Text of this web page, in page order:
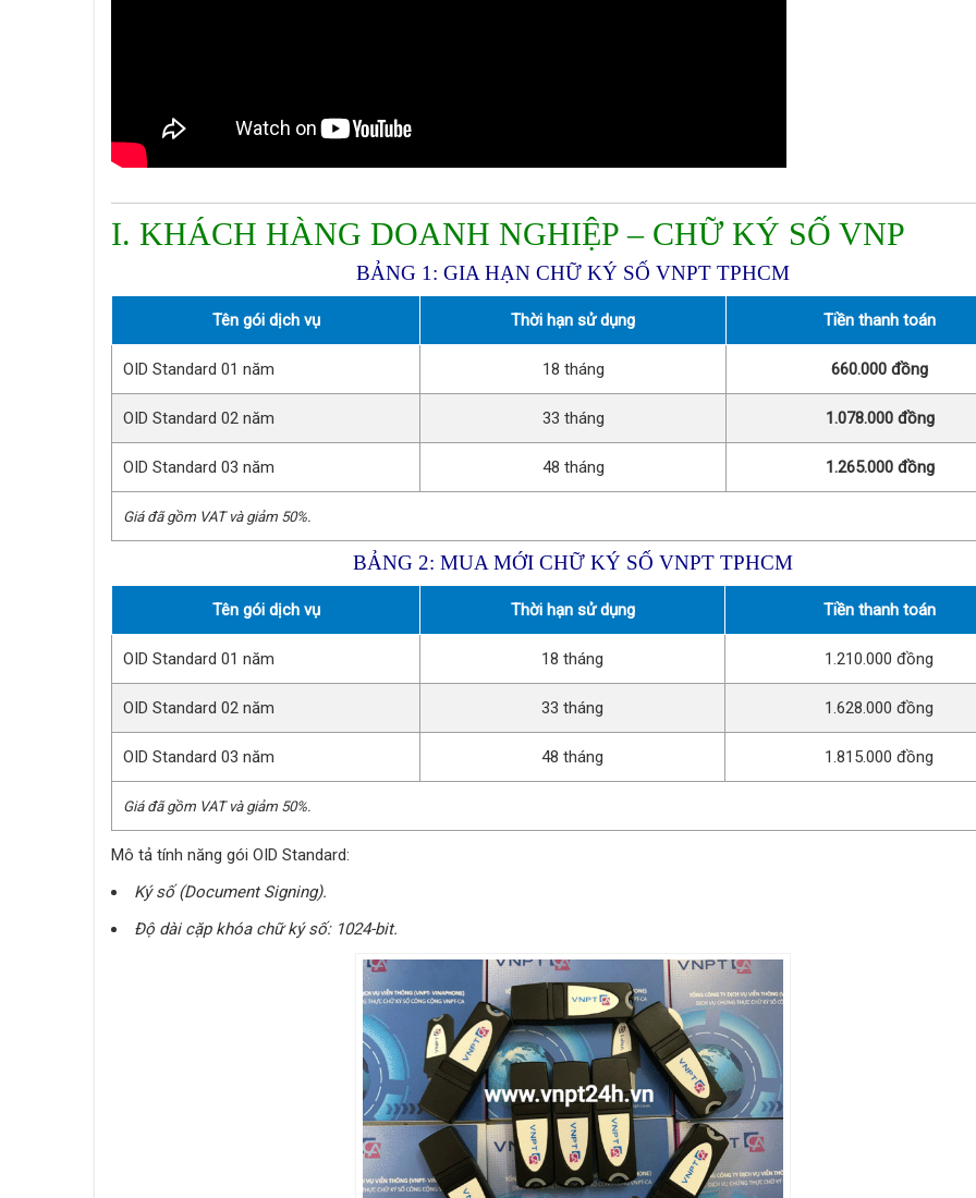
I. KHÁCH HÀNG DOANH NGHIỆP – CHỮ KÝ SỐ VNP
BẢNG 1: GIA HẠN CHỮ KÝ SỐ VNPT TPHCM
Tên gói dịch vụ Thời hạn sử dụng Tiền thanh toán
OID Standard 01 năm 18 tháng 660.000 đồng
OID Standard 02 năm 33 tháng 1.078.000 đồng
OID Standard 03 năm 48 tháng 1.265.000 đồng
Giá đã gồm VAT và giảm 50%.
BẢNG 2: MUA MỚI CHỮ KÝ SỐ VNPT TPHCM
Tên gói dịch vụ Thời hạn sử dụng Tiền thanh toán
OID Standard 01 năm 18 tháng 1.210.000 đồng
OID Standard 02 năm 33 tháng 1.628.000 đồng
OID Standard 03 năm 48 tháng 1.815.000 đồng
Giá đã gồm VAT và giảm 50%.
Mô tả tính năng gói OID Standard:
Ký số (Document Signing).
Độ dài cặp khóa chữ ký số: 1024-bit.